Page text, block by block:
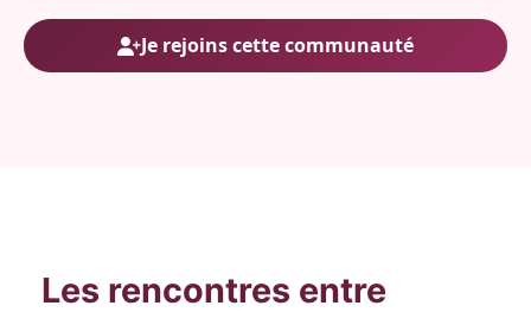
Je rejoins cette communauté
Les rencontres entre